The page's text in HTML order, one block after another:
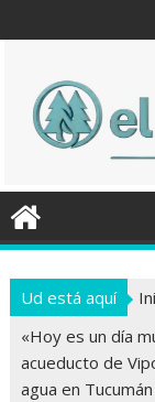
al
Ud está aquí
«Hoy es un día
acueducto de
agua en Tucumán